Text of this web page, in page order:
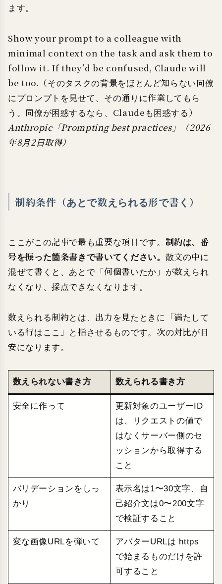
ます。
Show your prompt to a colleague with
minimal context on the task and ask them to
follow it. If they’d be confused, Claude will
be too.（そのタスクの背景をほとんど知らない同僚
にプロンプトを見せて、その通りに作業してもら
う。同僚が困惑するなら、Claudeも困惑する）
Anthropic「Prompting best practices」（2026
年8月2日取得）
制約条件（あとで数えられる形で書く）
ここがこの記事で最も重要な項目です。 制約は、番
号を振った箇条書きで書いてください。 散文の中に
混ぜて書くと、あとで「何個書いたか」が数えられ
なくなり、採点できなくなります。
数えられる制約とは、出力を見たときに「満たして
いる行はここ」と指させるものです。次の対比が目
安になります。
数えられない書き方 数えられる書き方
安全に作って
更新対象のユーザーID
は、リクエストの値で
はなくサーバー側のセ
ッションから取得する
こと
バリデーションをしっ
かり
表示名は1〜30文字、自
己紹介文は0〜200文字
で検証すること
変な画像URLを弾いて
アバターURLは https
で始まるものだけを許
可すること